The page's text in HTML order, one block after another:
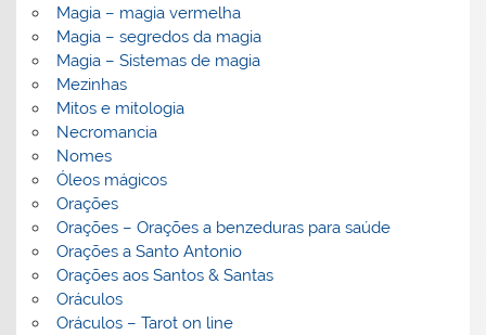
Magia – magia vermelha
Magia – segredos da magia
Magia – Sistemas de magia
Mezinhas
Mitos e mitologia
Necromancia
Nomes
Óleos mágicos
Orações
Orações – Orações a benzeduras para saúde
Orações a Santo Antonio
Orações aos Santos & Santas
Oráculos
Oráculos – Tarot on line